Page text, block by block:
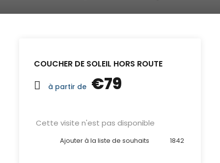
COUCHER DE SOLEIL HORS ROUTE
à partir de €79
Cette visite n'est pas disponible
Ajouter à la liste de souhaits 1842